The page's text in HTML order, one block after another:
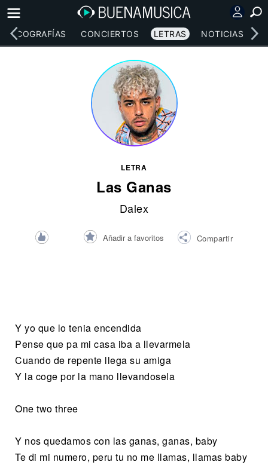
DISCOGRAFÍAS CONCIERTOS LETRAS NOTICIAS
LETRA
Las Ganas
Dalex
Añadir a favoritos Compartir
Y yo que lo tenia encendida
Pense que pa mi casa iba a llevarmela
Cuando de repente llega su amiga
Y la coge por la mano llevandosela
One two three
Y nos quedamos con las ganas, ganas, baby
Te di mi numero, peru tu no me llamas, llamas baby